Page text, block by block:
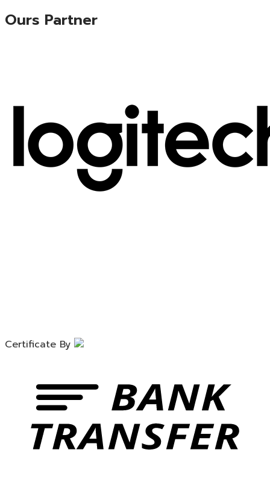
Ours Partner
Certificate By